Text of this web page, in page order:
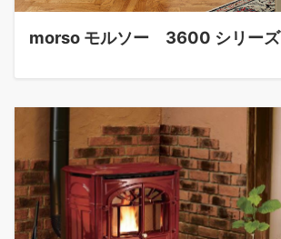
morso モルソー 3600 シリーズ